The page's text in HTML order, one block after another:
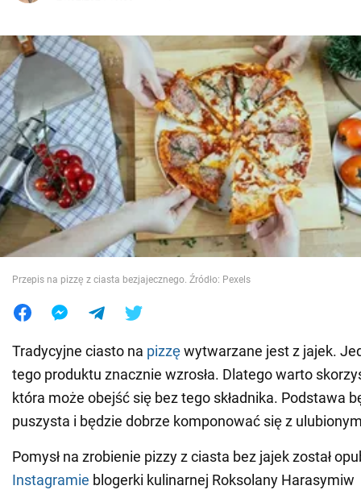
Polityka
Społeczeństwo
Wojna na Ukrainie
Świat
Jedzenie
Przepis na pizzę z ciasta bezjajecznego. Źródło: Pexels
Tradycyjne ciasto na pizzęwytwarzane jest z jajek.
tego produktu znacznie wzrosła. Dlatego warto
która może obejść się bez tego składnika. Podstawa
puszysta i będzie dobrze komponować się z
Pomysł na zrobienie pizzy z ciasta bez jajek został
Instagramie blogerki kulinarnej Roksolany Harasymiw